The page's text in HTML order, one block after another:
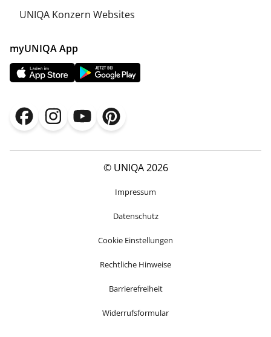
UNIQA Konzern Websites
myUNIQA App
© UNIQA 2026
Impressum
Datenschutz
Cookie Einstellungen
Rechtliche Hinweise
Barrierefreiheit
Widerrufsformular